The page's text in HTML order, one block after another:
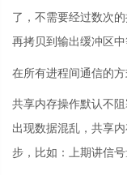
了，不需要经过数次
再拷贝到输出缓冲区
在所有进程间通信的
共享内存操作默认不
出现数据混乱，共享
步，比如：上期讲信